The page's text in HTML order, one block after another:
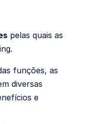
pelas quais as
funções, as
diversas
e